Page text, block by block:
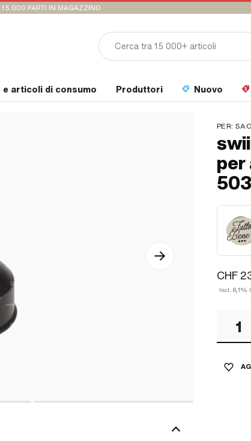
15.000 PARTI IN MAGAZZINO
e articoli di consumo Produttori Nuovo
PER:
per
CHF
Incl. 8,1%
1